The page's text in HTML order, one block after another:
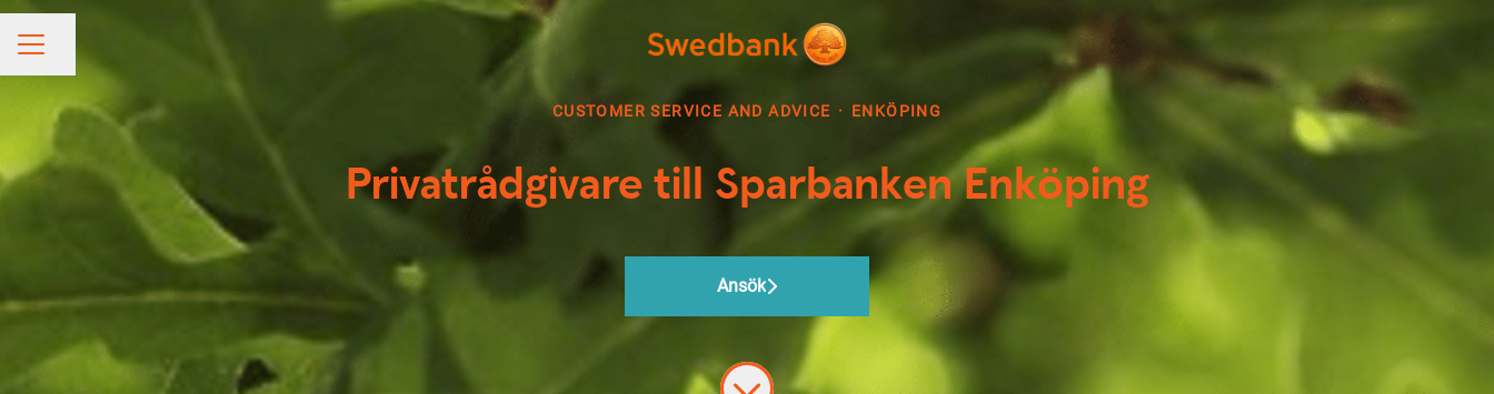
CAREER MENU
Share page
CUSTOMER SERVICE AND ADVICE · ENKÖPING
Privatrådgivare till Sparbanken Enköping
Ansök